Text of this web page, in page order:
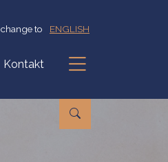
change to ENGLISH
Kontakt
Podmenu